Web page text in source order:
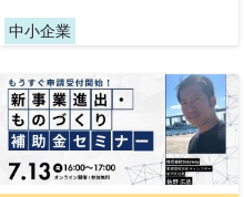
中小企業